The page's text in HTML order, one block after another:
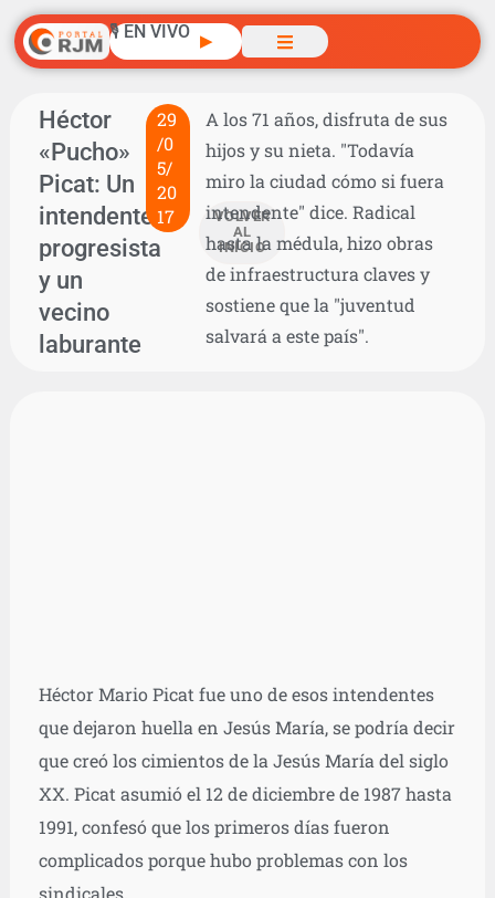
🎙️ EN VIVO ▶
Héctor
«Pucho»
Picat: Un
intendente
progresista
y un
vecino
laburante
29
/0
5/
20
17
VOLVER
AL
INICIO
A los 71 años, disfruta de sus
hijos y su nieta. "Todavía
miro la ciudad cómo si fuera
intendente" dice. Radical
hasta la médula, hizo obras
de infraestructura claves y
sostiene que la "juventud
salvará a este país".
Héctor Mario Picat fue uno de esos intendentes
que dejaron huella en Jesús María, se podría decir
que creó los cimientos de la Jesús María del siglo
XX. Picat asumió el 12 de diciembre de 1987 hasta
1991, confesó que los primeros días fueron
complicados porque hubo problemas con los